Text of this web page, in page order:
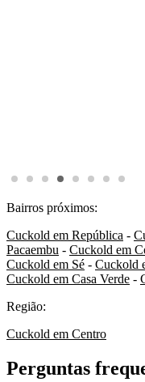
Bairros próximos:
Cuckold em República -
Pacaembu - Cuckold em
Cuckold em Sé - Cuckold
Cuckold em Casa Verde -
Região:
Cuckold em Centro
Perguntas